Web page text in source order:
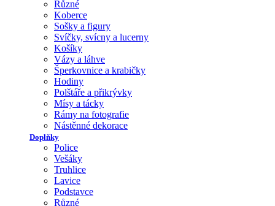
Různé
Koberce
Sošky a figury
Svíčky, svícny a lucerny
Košíky
Vázy a láhve
Šperkovnice a krabičky
Hodiny
Polštáře a přikrývky
Mísy a tácky
Rámy na fotografie
Nástěnné dekorace
Doplňky
Police
Vešáky
Truhlice
Lavice
Podstavce
Různé